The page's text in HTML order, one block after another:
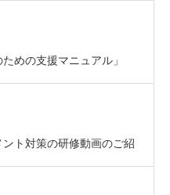
めの支援マニュアル」
ト対策の研修動画のご紹